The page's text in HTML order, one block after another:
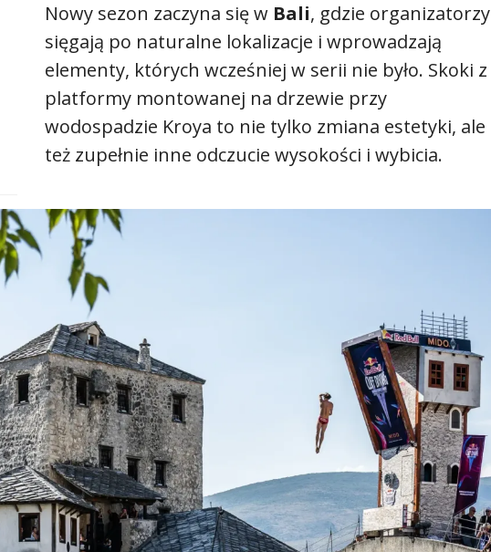
Nowy sezon zaczyna się w Bali, gdzie organizatorzy
sięgają po naturalne lokalizacje i wprowadzają
elementy, których wcześniej w serii nie było. Skoki z
platformy montowanej na drzewie przy
wodospadzie Kroya to nie tylko zmiana estetyki, ale
też zupełnie inne odczucie wysokości i wybicia.